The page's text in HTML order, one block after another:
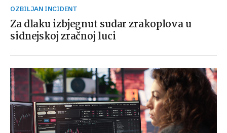
OZBILJAN INCIDENT
Za dlaku izbjegnut sudar zrakoplova u
sidnejskoj zračnoj luci